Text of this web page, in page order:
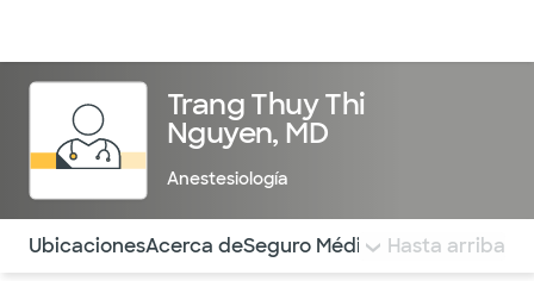
Trang Thuy Thi
Nguyen, MD
Anestesiología
Utilice esta navegación para saltar rápidamente a
UbicacionesAcerca deSeguro Médico COMENTARIOS
Hasta arriba